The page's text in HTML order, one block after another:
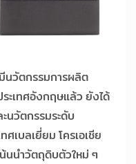
นวัตกรรมการผลิต
ะเทศอังกฤษแล้ว ยังได้
นวัตกรรมระดับ
ศเบลเยี่ยม โครเอเชีย
นนำวัตถุดิบตัวใหม่ ๆ